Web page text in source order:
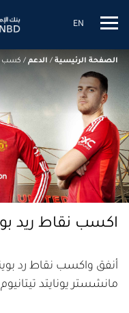
Mobile menu
EN
الصفحة الرئيسية / الدعم / كسب
اكسب نقاط ريد
أنفق واكسب نقاط رد
مانشستر يونايتد